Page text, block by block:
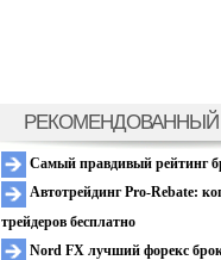
Самый правдивый рейтинг
Автотрейдинг Pro-Rebate:
трейдеров бесплатно
Nord FX лучший форекс